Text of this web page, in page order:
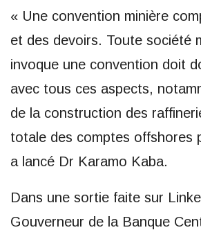
« Une convention minière
et des devoirs. Toute société
invoque une convention doit
avec tous ces aspects,
de la construction des
totale des comptes offshores
a lancé Dr Karamo Kaba.
Dans une sortie faite sur
Gouverneur de la Banque